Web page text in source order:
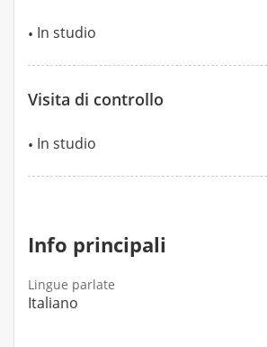
In studio
Visita di controllo
In studio
Info principali
Lingue parlate
Italiano